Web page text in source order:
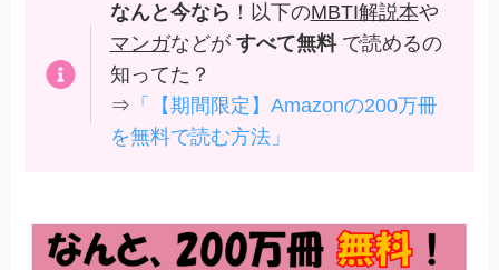
なんと今なら ！以下のMBTI解説本や
マンガなどが すべて無料で読めるの
知ってた？
⇒ 「【期間限定】Amazonの200万冊
を無料で読む方法」